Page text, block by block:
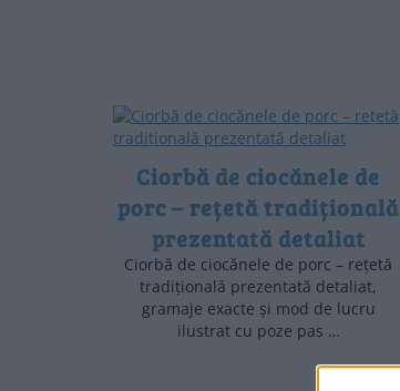
Ciorbă de ciocănele de
porc – rețetă tradițională
prezentată detaliat
Ciorbă de ciocănele de porc – rețetă
tradițională prezentată detaliat,
gramaje exacte și mod de lucru
ilustrat cu poze pas …